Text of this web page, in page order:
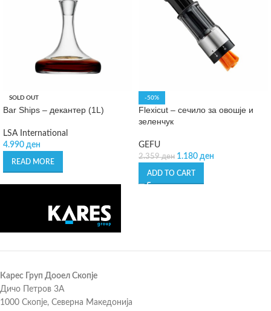
SOLD OUT
Bar Ships – декантер (1L)
LSA International
4.990 ден
READ MORE
-50%
Flexicut – сечило за овошје и
зеленчук
GEFU
2.359ден 1.180 ден
ADD TO CART
Карес Груп Дооел Скопје
Дичо Петров 3А
1000 Скопје, Северна Македонија